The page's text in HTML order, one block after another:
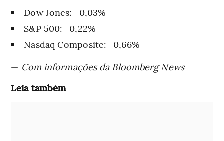
Dow Jones: -0,03%
S&P 500: -0,22%
Nasdaq Composite: -0,66%
— Com informações da Bloomberg News
Leia também